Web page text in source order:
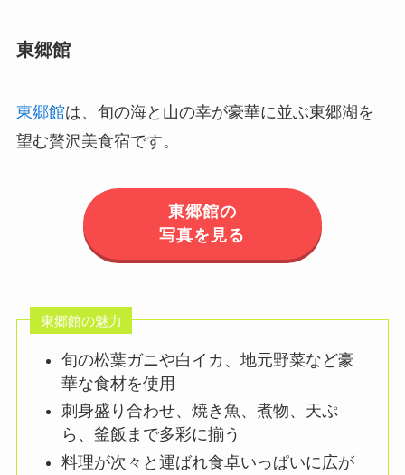
東郷館
東郷館は、旬の海と山の幸が豪華に並ぶ東郷湖を
望む贅沢美食宿です。
東郷館の
写真を見る
東郷館の魅力
旬の松葉ガニや白イカ、地元野菜など豪
華な食材を使用
刺身盛り合わせ、焼き魚、煮物、天ぷ
ら、釜飯まで多彩に揃う
料理が次々と運ばれ食卓いっぱいに広が